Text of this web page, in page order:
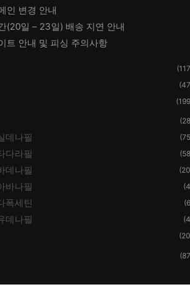
인 변경 안내
(20일 – 23일) 배송 지연 안내
트 안내 및 피싱 주의사항
데나필
다라필
데나필
바나필
폭세틴
데나필